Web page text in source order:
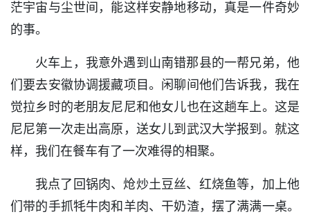
茫宇宙与尘世间，能这样安静地移动，真是一件奇妙
的事。
火车上，我意外遇到山南错那县的一帮兄弟，他
们要去安徽协调援藏项目。闲聊间他们告诉我，我在
觉拉乡时的老朋友尼尼和他女儿也在这趟车上。这是
尼尼第一次走出高原，送女儿到武汉大学报到。就这
样，我们在餐车有了一次难得的相聚。
我点了回锅肉、炝炒土豆丝、红烧鱼等，加上他
们带的手抓牦牛肉和羊肉、干奶渣，摆了满满一桌。